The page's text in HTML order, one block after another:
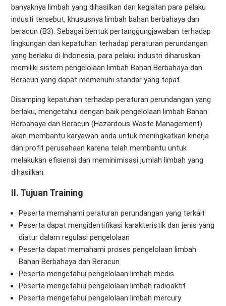
banyaknya limbah yang dihasilkan dari kegiatan para pelaku
industi tersebut, khususnya limbah bahan berbahaya dan
beracun (B3). Sebagai bentuk pertanggungjawaban terhadap
lingkungan dan kepatuhan terhadap peraturan perundangan
yang berlaku di Indonesia, para pelaku industri diharuskan
memiliki sistem pengelolaan limbah Bahan Berbahaya dan
Beracun yang dapat memenuhi standar yang tepat.
Disamping kepatuhan terhadap peraturan perundangan yang
berlaku, mengetahui dengan baik pengelolaan limbah Bahan
Berbahaya dan Beracun (Hazardous Waste Management)
akan membantu karyawan anda untuk meningkatkan kinerja
dan profit perusahaan karena telah membantu untuk
melakukan efisiensi dan meminimisasi jumlah limbah yang
dihasilkan.
II. Tujuan Training
Peserta memahami peraturan perundangan yang terkait
Peserta dapat mengidentifikasi karakteristik dan jenis yang
diatur dalam regulasi pengelolaan
Peserta dapat memahami proses pengelolaan limbah
Bahan Berbahaya dan Beracun
Peserta mengetahui pengelolaan limbah medis
Peserta mengetahui pengelolaan limbah radioaktif
Peserta mengetahui pengelolaan limbah mercury